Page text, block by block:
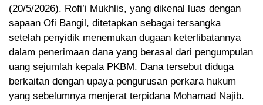
(20/5/2026). Rofi’i Mukhlis, yang dikenal luas dengan
sapaan Ofi Bangil, ditetapkan sebagai tersangka
setelah penyidik menemukan dugaan keterlibatannya
dalam penerimaan dana yang berasal dari pengumpulan
uang sejumlah kepala PKBM. Dana tersebut diduga
berkaitan dengan upaya pengurusan perkara hukum
yang sebelumnya menjerat terpidana Mohamad Najib.